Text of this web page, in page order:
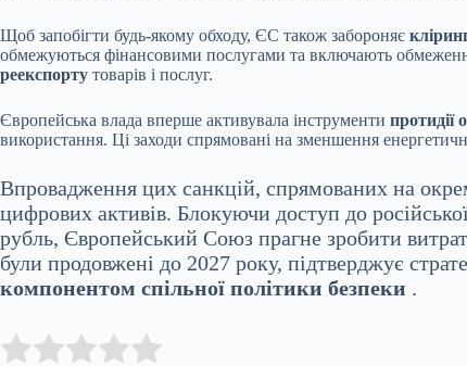
Щоб запобігти будь-якому обходу, ЄС також забороняє
обмежуються фінансовими послугами та включають
реекспорту товарів і послуг.
Європейська влада вперше активувала інструменти протидії
використання. Ці заходи спрямовані на зменшення
Впровадження цих санкцій, спрямованих на
цифрових активів. Блокуючи доступ до
рубль, Європейський Союз прагне зробити
були продовжені до 2027 року, підтверджує
компонентом спільної політики безпеки .
Rate this item: